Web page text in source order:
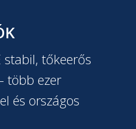
stabil, tőkeerős
több ezer
és országos